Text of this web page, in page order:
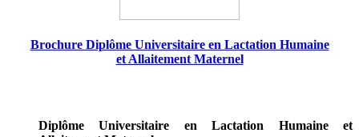
Brochure Diplôme Universitaire en Lactation Humaine
et Allaitement Maternel
Diplôme Universitaire en Lactation Humaine et